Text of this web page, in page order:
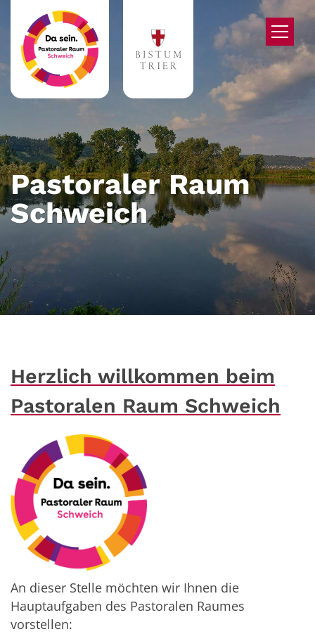
Zum Inhalt springen
Pastoraler Raum
Schweich
Herzlich willkommen beim
Pastoralen Raum Schweich
An dieser Stelle möchten wir Ihnen die
Hauptaufgaben des Pastoralen Raumes
vorstellen: